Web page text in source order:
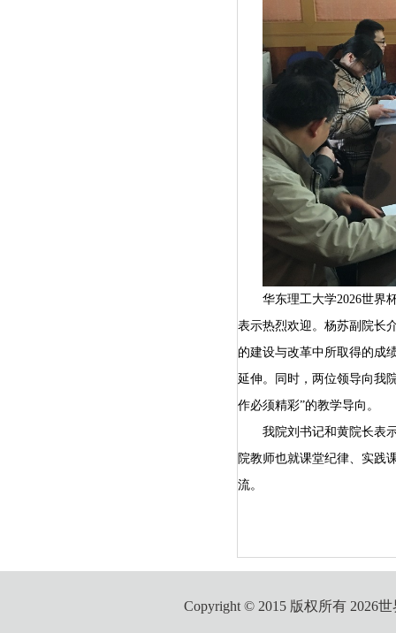
华东理工大学2026世界
表示热烈欢迎 。杨苏副 院长
的建设与改革中所取得的成
延伸。同时，两位领导向我
作必须精彩”的教学导向。
我院刘书记和黄院长表
院教师也就课堂纪律、实践
流。
Copyright © 2015 版权所有 2026